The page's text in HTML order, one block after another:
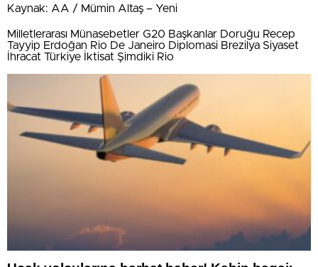
Kaynak: AA / Mümin Altaş – Yeni
Milletlerarası Münasebetler G20 Başkanlar Doruğu Recep
Tayyip Erdoğan Rio De Janeiro Diplomasi Brezilya Siyaset
İhracat Türkiye İktisat Şimdiki Rio